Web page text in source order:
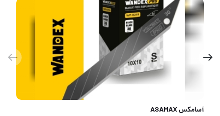
چکش میخ کش 465 گرم ایران پتک